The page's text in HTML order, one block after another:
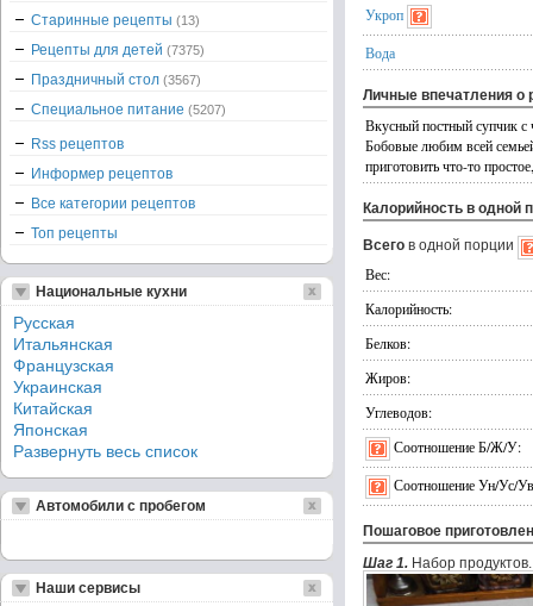
Укроп
Вода
Личные впечатления о
Вкусный постный супчик с
Бобовые любим всей
приготовить что-то
Калорийность в одной
Всего в одной порции
Вес:
Калорийность:
Белков:
Жиров:
Углеводов:
Соотношение Б/Ж/У:
Соотношение Ун/Ус/
Пошаговое
Шаг 1. Набор продуктов.
Старинные рецепты (13)
Рецепты для детей (7375)
Праздничный стол (3567)
Специальное питание (5207)
Rss рецептов
Информер рецептов
Все категории рецептов
Топ рецепты
Национальные кухни
Русская
Итальянская
Французская
Украинская
Китайская
Японская
Развернуть весь список
Автомобили с пробегом
Наши сервисы